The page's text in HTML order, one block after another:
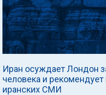
Иран осуждает Лондон
человека и
иранских СМИ